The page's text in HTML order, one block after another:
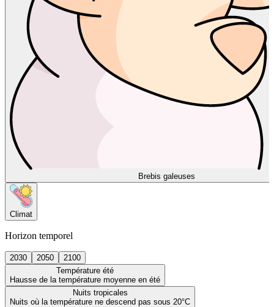
Brebis galeuses
Climat
Horizon temporel
2030 2050
2100
Température été
Hausse de la température moyenne en été
Nuits tropicales
Nuits où la température ne descend pas sous 20°C